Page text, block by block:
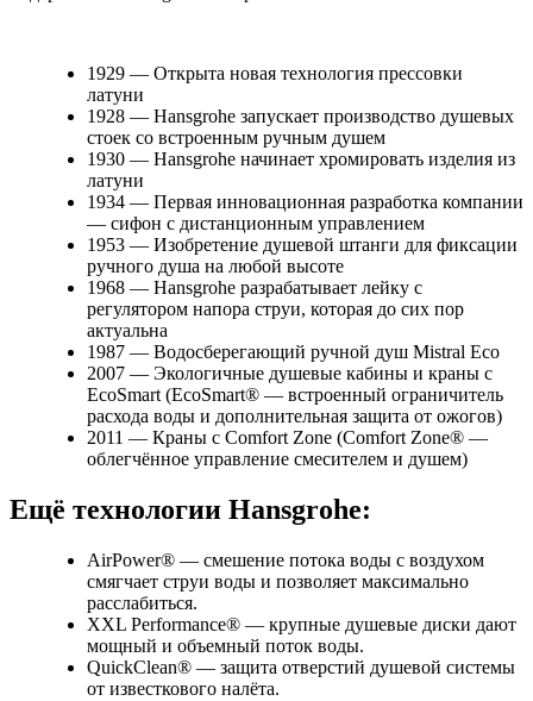
1929 — Открыта новая технология прессовки
латуни
1928 — Hansgrohe запускает производство душевых
стоек со встроенным ручным душем
1930 — Hansgrohe начинает хромировать изделия из
латуни
1934 — Первая инновационная разработка компании
— сифон с дистанционным управлением
1953 — Изобретение душевой штанги для фиксации
ручного душа на любой высоте
1968 — Hansgrohe разрабатывает лейку с
регулятором напора струи, которая до сих пор
актуальна
1987 — Водосберегающий ручной душ Mistral Eco
2007 — Экологичные душевые кабины и краны с
EcoSmart (EcoSmart® — встроенный ограничитель
расхода воды и дополнительная защита от ожогов)
2011 — Краны с Comfort Zone (Comfort Zone® —
облегчённое управление смесителем и душем)
Ещё технологии Hansgrohe:
AirPower® — смешение потока воды с воздухом
смягчает струи воды и позволяет максимально
расслабиться.
XXL Performance® — крупные душевые диски дают
мощный и объемный поток воды.
QuickClean® — защита отверстий душевой системы
от известкового налёта.